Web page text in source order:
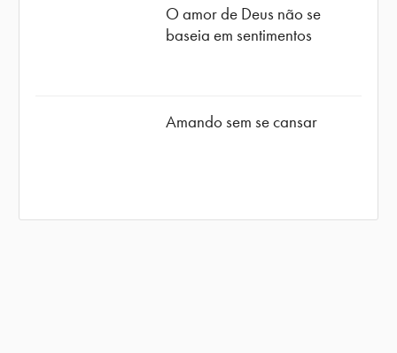
O amor de Deus não se
baseia em sentimentos
Amando sem se cansar